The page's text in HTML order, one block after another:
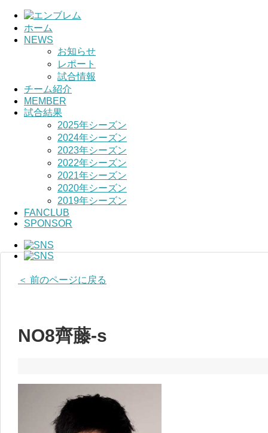
ホーム
NEWS
お知らせ
レポート
試合情報
チーム紹介
MEMBER
試合結果
2025年シーズン
2024年シーズン
2023年シーズン
2022年シーズン
2021年シーズン
2020年シーズン
2019年シーズン
FANCLUB
SPONSOR
＜ 前のページに戻る
NO8齊藤-s